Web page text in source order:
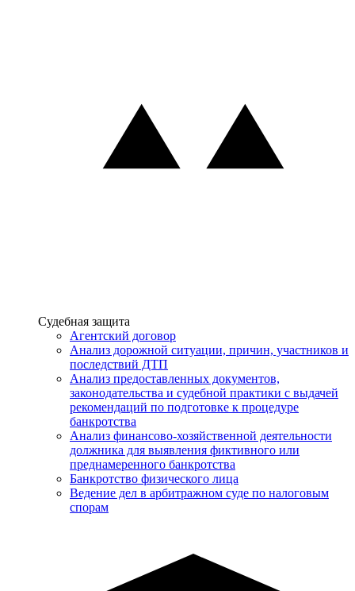
Услуги
Судебная защита
Агентский договор
Анализ дорожной ситуации, причин, участников и
последствий ДТП
Анализ предоставленных документов,
законодательства и судебной практики с выдачей
рекомендаций по подготовке к процедуре
банкротства
Анализ финансово-хозяйственной деятельности
должника для выявления фиктивного или
преднамеренного банкротства
Банкротство физического лица
Ведение дел в арбитражном суде по налоговым
спорам